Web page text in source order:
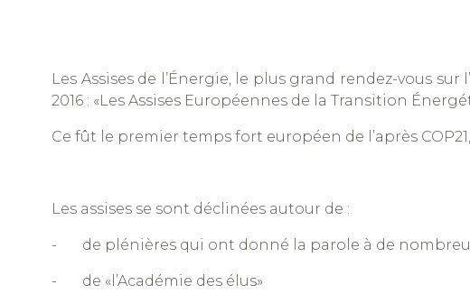
Les Assises de l’Énergie, le plus grand rendez-vous
2016 : «Les Assises Européennes de la Transition
Ce fût le premier temps fort européen de l’après
Les assises se sont déclinées autour de :
- de plénières qui ont donné la parole à de
- de «l’Académie des élus»